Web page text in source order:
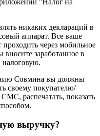
"Налог на
никаких деклараций в
аппарат. Все ваше
проходить через мобильное
заработанное в
налоговую.
Совмина вы должны
своему покупателю/
распечатать, показать
выручку?